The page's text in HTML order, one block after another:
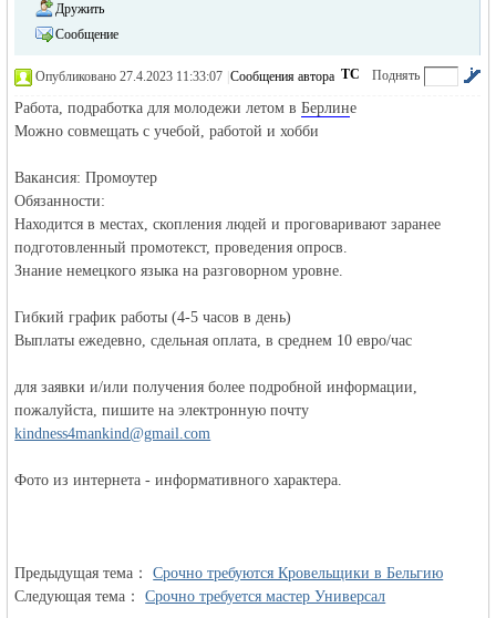
жизнь и
объявления в
Дружить
Сообщение
Поднять
ТС
Опубликовано 27.4.2023 11:33:07 Сообщения автора
Pабота, подработка для молодежи летом вБерлине
Можно совмещать с учебой, работой и хобби
Вакансия: Промоутер
Обязанности:
Находится в местах, скопления людей и проговаривают заранее
подготовленный промотекст, проведения опросв.
Знание немецкого языка на разговорном уровне.
Гибкий график работы (4-5 часов в день)
Выплаты ежедевно, cдельная оплата, в среднем 10 евро/час
для заявки и/или получения более подробной информации,
пожалуйста, пишите на электронную почту
kindness4mankind@gmail.com
Фото из интернета - информативного характера.
Предыдущая тема：Срочно требуются Кровельщики в Бельгию
Следующая тема：Срочно требуется мастер Универсал